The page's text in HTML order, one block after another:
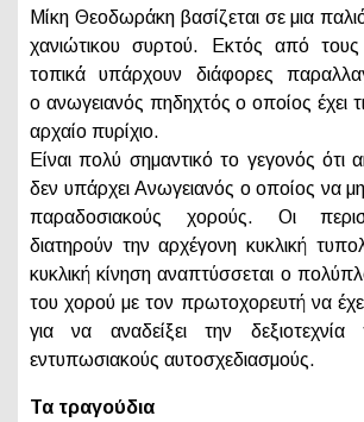
Μίκη Θεοδωράκη βασίζεται σε μια
χανιώτικου συρτού. Εκτός από
τοπικά υπάρχουν διάφορες
ο ανωγειανός πηδηχτός ο οποίος έχει
αρχαίο πυρίχιο.
Είναι πολύ σημαντικό το γεγονός ότι
δεν υπάρχει Ανωγειανός ο οποίος να μη
παραδοσιακούς χορούς. Οι
διατηρούν την αρχέγονη κυκλική
κυκλική κίνηση αναπτύσσεται ο
του χορού με τον πρωτοχορευτή να
για να αναδείξει την
εντυπωσιακούς αυτοσχεδιασμούς.
Τα τραγούδια